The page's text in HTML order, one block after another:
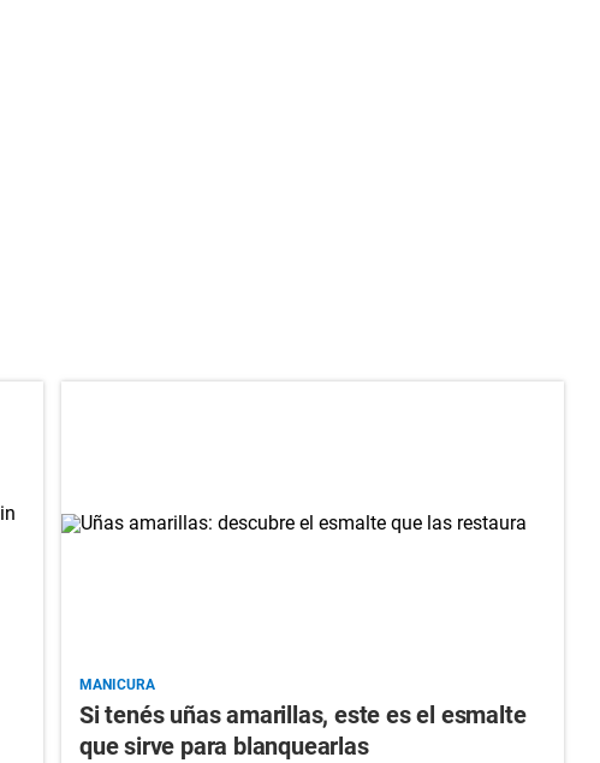
MANICURA
Si tenés uñas amarillas, este es el esmalte
que sirve para blanquearlas